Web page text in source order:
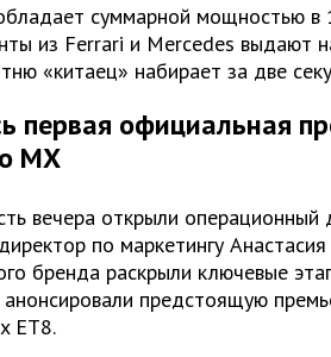
суммарной мощностью в
из Ferrari и Mercedes выдают
«китаец» набирает за две
первая официальная
MX
вечера открыли операционный
по маркетингу
бренда раскрыли ключевые
анонсировали предстоящую
ET8.